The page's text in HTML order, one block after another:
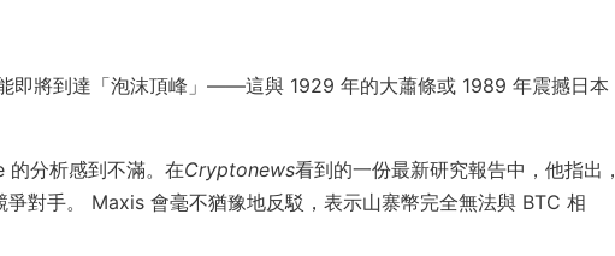
即將到達「泡沫頂峰」——這與 1929 年的大蕭條或 1989 年震撼日本
的分析感到不滿。在Cryptonews看到的一份最新研究報告中，他指出，
對手。 Maxis 會毫不猶豫地反駁，表示山寨幣完全無法與 BTC 相